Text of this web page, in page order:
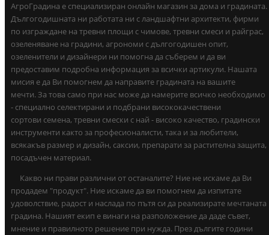
АгроГрадина е специализиран онлайн магазин за дома и градината.
Дългогодишната ни работата ни с ландшафтни архитекти, фирми
по изграждане на тревни площи с чимове, тревни смеси и райграс,
озеленяване на градини, агрономи с дългогодишен опит,
озеленители и дизайнери ни помогна да съберем и да ви
предоставим подробна информация за всички артикули. Нашата
мисия е да Ви помогнем да направите градината на вашите
мечти. За това само при нас може да намерите всичко необходимо
- специално селектирани и подбрани висококачествени
сортови семена, тревни смески с най - високо качество, градински
инструменти както за професионалисти, така и за любители,
всякакъв размер и дизайн, саксии, препарати за растителна защита,
посадъчен материал.
Какво ни прави различни от останалите? Ние не искаме да Ви
продадем "продукт". Ние искаме да ви помогнем да изпитате
удоволствие, радост и наслада по пътя си да реализирате мечтаната
градина. Нашият екип е винаги на разположение да даде съвет,
мнение и правилното решение при нужда. През дългите години